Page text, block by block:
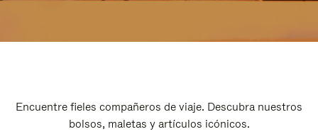
Encuentre fieles compañeros de viaje. Descubra nuestros
bolsos, maletas y artículos icónicos.